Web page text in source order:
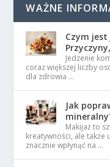
WAŻNE
Czym
Jedzenie
coraz większej liczby
dla zdrowia …
Jak
Makijaż to
kreatywności, ale także
znacznie wpłynąć na …